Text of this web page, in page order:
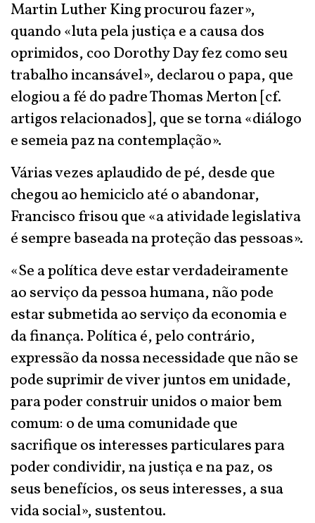
Martin Luther King procurou fazer»,
quando «luta pela justiça e a causa dos
oprimidos, coo Dorothy Day fez como seu
trabalho incansável», declarou o papa, que
elogiou a fé do padre Thomas Merton [cf.
artigos relacionados], que se torna «diálogo
e semeia paz na contemplação».
Várias vezes aplaudido de pé, desde que
chegou ao hemiciclo até o abandonar,
Francisco frisou que «a atividade legislativa
é sempre baseada na proteção das pessoas».
«Se a política deve estar verdadeiramente
ao serviço da pessoa humana, não pode
estar submetida ao serviço da economia e
da finança. Política é, pelo contrário,
expressão da nossa necessidade que não se
pode suprimir de viver juntos em unidade,
para poder construir unidos o maior bem
comum: o de uma comunidade que
sacrifique os interesses particulares para
poder condividir, na justiça e na paz, os
seus benefícios, os seus interesses, a sua
vida social», sustentou.